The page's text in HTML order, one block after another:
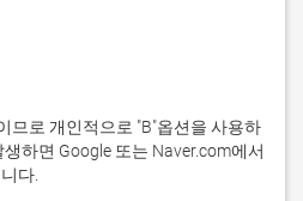
하면 Google 또는 Naver.com에서
다.